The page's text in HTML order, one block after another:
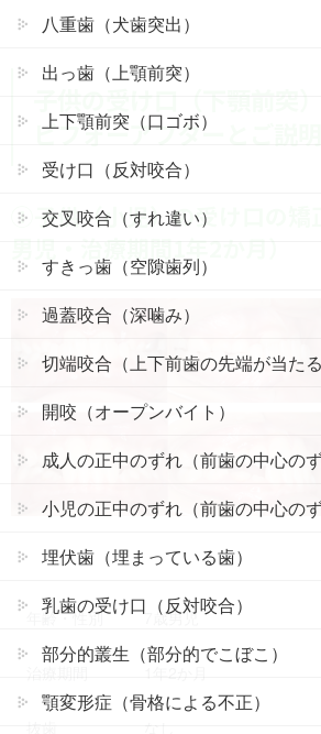
ビフォーアフターとご説明
①子供（小児）の受け口の矯
年齢・性別 7歳男児
1年2か月
なし
八重歯（犬歯突出）
出っ歯（上顎前突）
上下顎前突（口ゴボ）
受け口（反対咬合）
交叉咬合（すれ違い）
すきっ歯（空隙歯列）
過蓋咬合（深噛み）
切端咬合（上下前歯の先端が当たる
開咬（オープンバイト）
成人の正中のずれ（前歯の中心のず
小児の正中のずれ（前歯の中心のず
埋伏歯（埋まっている歯）
乳歯の受け口（反対咬合）
部分的叢生（部分的でこぼこ）
顎変形症（骨格による不正）